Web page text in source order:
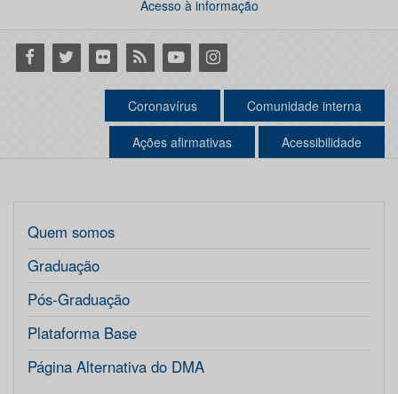
Acesso à informação
Facebook
Twitter Flickr RSS YoutubeInstagram
Coronavírus Comunidade interna
Ações afirmativas Acessibilidade
Quem somos
Graduação
Pós-Graduação
Plataforma Base
Página Alternativa do DMA